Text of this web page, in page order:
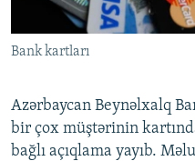
Bank kartları
Azərbaycan Beynəlxalq
bir çox müştərinin
bağlı açıqlama yayıb.